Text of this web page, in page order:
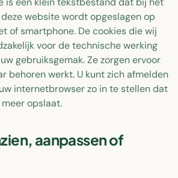
website wordt opgeslagen op
of smartphone. De cookies die wij
voor de technische werking
gebruiksgemak. Ze zorgen ervoor
behoren werkt. U kunt zich afmelden
internetbrowser zo in te stellen dat
opslaat.
aanpassen of